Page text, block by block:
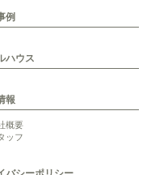
例
ハウス
報
概要
ッフ